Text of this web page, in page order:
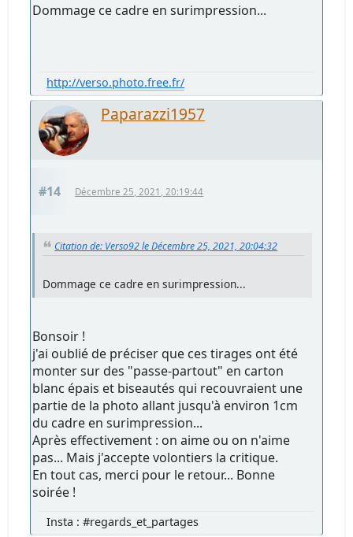
Dommage ce cadre en surimpression...
http://verso.photo.free.fr/
Paparazzi1957
#14 Décembre 25, 2021, 20:19:44
Citation de: Verso92 le Décembre 25, 2021, 20:04:32
Dommage ce cadre en surimpression...
Bonsoir !
j'ai oublié de préciser que ces tirages ont été
monter sur des "passe-partout" en carton
blanc épais et biseautés qui recouvraient une
partie de la photo allant jusqu'à environ 1cm
du cadre en surimpression...
Après effectivement : on aime ou on n'aime
pas... Mais j'accepte volontiers la critique.
En tout cas, merci pour le retour... Bonne
soirée !
Insta : #regards_et_partages